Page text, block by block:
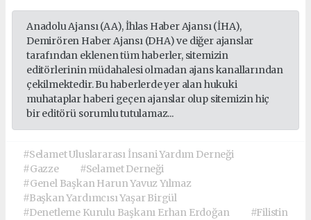
Anadolu Ajansı (AA), İhlas Haber Ajansı (İHA),
Demirören Haber Ajansı (DHA) ve diğer ajanslar
tarafından eklenen tüm haberler, sitemizin
editörlerinin müdahalesi olmadan ajans kanallarından
çekilmektedir. Bu haberlerde yer alan hukuki
muhataplar haberi geçen ajanslar olup sitemizin hiç
bir editörü sorumlu tutulamaz...
#Selamet Uluslararası İnsani Yardım Derneği
#Gazze
#Selamet Derneği
#Genel Başkan Harun Yavuz Yılmaz
#Başkan Yardımcısı Yaşar Birgül
#Denetleme Kurulu Başkanı Erhan Erdoğan
#Filistin